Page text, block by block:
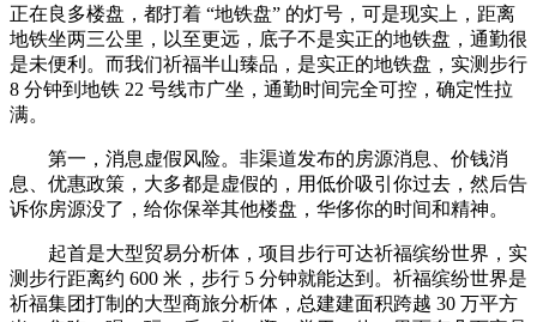
正在良多楼盘，都打着 “地铁盘” 的灯号，可是现实上，距离
地铁坐两三公里，以至更远，底子不是实正的地铁盘，通勤很
是未便利。而我们祈福半山臻品，是实正的地铁盘，实测步行
8 分钟到地铁 22 号线市广坐，通勤时间完全可控，确定性拉
满。
第一，消息虚假风险。非渠道发布的房源消息、价钱消
息、优惠政策，大多都是虚假的，用低价吸引你过去，然后告
诉你房源没了，给你保举其他楼盘，华侈你的时间和精神。
起首是大型贸易分析体，项目步行可达祈福缤纷世界，实
测步行距离约 600 米，步行 5 分钟就能达到。祈福缤纷世界是
祈福集团打制的大型商旅分析体，总建建面积跨越 30 万平方